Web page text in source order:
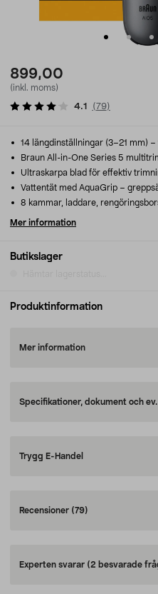
899,00
(inkl. moms)
4.1 (79)
Butikslager
14 längdinställningar (3–21 mm)
Braun All-in-One Series 5
Ultraskarpa blad för effektiv
Vattentät med AquaGrip –
8 kammar, laddare,
Mer information
Produktinformation
Mer information
Specifikationer, dokument och
Trygg E-Handel
Recensioner (79)
Experten svarar (2 besvarade